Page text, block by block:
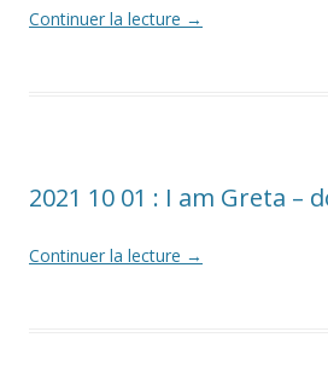
Continuer la lecture →
2021 10 01 : I am Greta –
Continuer la lecture →